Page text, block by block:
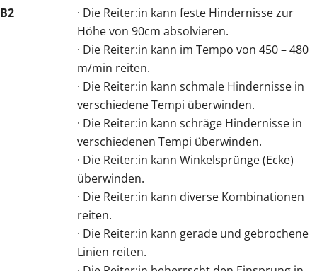
B2
· Die Reiter:in kann feste Hindernisse zur
Höhe von 90cm absolvieren.
· Die Reiter:in kann im Tempo von 450 – 480
m/min reiten.
· Die Reiter:in kann schmale Hindernisse in
verschiedene Tempi überwinden.
· Die Reiter:in kann schräge Hindernisse in
verschiedenen Tempi überwinden.
· Die Reiter:in kann Winkelsprünge (Ecke)
überwinden.
· Die Reiter:in kann diverse Kombinationen
reiten.
· Die Reiter:in kann gerade und gebrochene
Linien reiten.